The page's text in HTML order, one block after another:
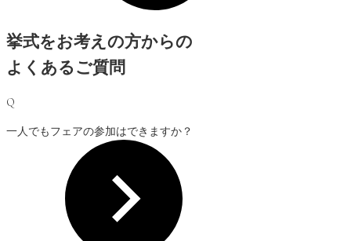
挙式をお考えの方からの
よくあるご質問
Q
一人でもフェアの参加はできますか？